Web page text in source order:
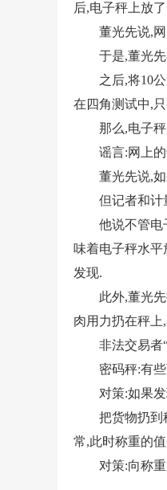
后,电子秤上放
董光先说,网民
于是,董光先
之后,将10公
在四角测试中,
那么,电子秤是
谣言:网上的
董光先说,如
但记者和计
他说不管电子
味着电子秤水
发现.
此外,董光先提
肉用力扔在秤
非法交易者“
密码秤:有些
对策:如果发
把货物扔到秤
常,此时称重的
对策:向称重,